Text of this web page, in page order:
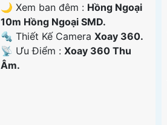
🌙 Xem ban đêm : Hồng Ngoại
10m Hồng Ngoại SMD.
🔩 Thiết Kế Camera Xoay 360.
️📡 Ưu Điểm : Xoay 360 Thu
Âm.